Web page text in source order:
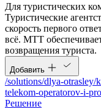
Для туристических
Туристические
скорость первого
всё. МТТ
возвращения туриста.
Добавить
/solutions/dlya-otrasley/
telekom-operatorov-i-
Решение